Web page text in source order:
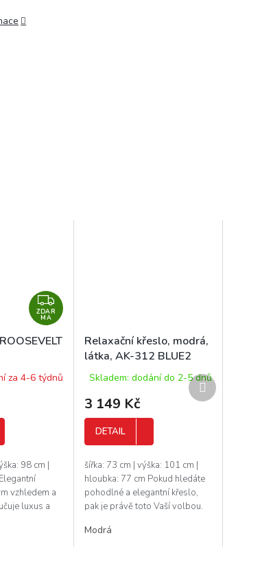
Z
D
R
A
ZDAR
MA
za 4-6 týdnů
98 cm |
vzhledem a
luxus a
Relaxační křeslo, modrá,
látka, AK-312 BLUE2
Skladem: dodání do 2-5 dnů
3 149 Kč
DETAIL
šířka: 73 cm | výška: 101 cm |
hloubka: 77 cm Pokud hledáte
pohodlné a elegantní křeslo,
pak je právě toto Vaší volbou.
skvěle zapadne do...
Modrá
Další
produkt